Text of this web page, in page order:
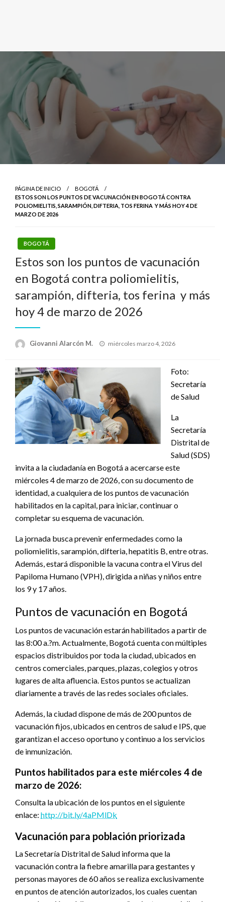
PÁGINA DE INICIO
BOGOTÁ
ESTOS SON LOS PUNTOS DE VACUNACIÓN EN BOGOTÁ CONTRA
POLIOMIELITIS, SARAMPIÓN, DIFTERIA, TOS FERINA Y MÁS HOY 4 DE
MARZO DE 2026
BOGOTÁ
Estos son los puntos de vacunación
en Bogotá contra poliomielitis,
sarampión, difteria, tos ferina y más
hoy 4 de marzo de 2026
Giovanni Alarcón M.
Publicado
miércoles marzo 4, 2026
Foto:
Secretaría
de Salud
La
Secretaría
Distrital de
Salud (SDS)
invita a la ciudadanía en Bogotá a acercarse este
miércoles 4 de marzo de 2026, con su documento de
identidad, a cualquiera de los puntos de vacunación
habilitados en la capital, para iniciar, continuar o
completar su esquema de vacunación.
La jornada busca prevenir enfermedades como la
poliomielitis, sarampión, difteria, hepatitis B, entre otras.
Además, estará disponible la vacuna contra el Virus del
Papiloma Humano (VPH), dirigida a niñas y niños entre
los 9 y 17 años.
Puntos de vacunación en Bogotá
Los puntos de vacunación estarán habilitados a partir de
las 8:00 a.?m. Actualmente, Bogotá cuenta con múltiples
espacios distribuidos por toda la ciudad, ubicados en
centros comerciales, parques, plazas, colegios y otros
lugares de alta afluencia. Estos puntos se actualizan
diariamente a través de las redes sociales oficiales.
Además, la ciudad dispone de más de 200 puntos de
vacunación fijos, ubicados en centros de salud e IPS, que
garantizan el acceso oportuno y continuo a los servicios
de inmunización.
Puntos habilitados para este miércoles 4 de
marzo de 2026:
Consulta la ubicación de los puntos en el siguiente
enlace: http://bit.ly/4aPMlDk
Vacunación para población priorizada
La Secretaría Distrital de Salud informa que la
vacunación contra la fiebre amarilla para gestantes y
personas mayores de 60 años se realiza exclusivamente
en puntos de atención autorizados, los cuales cuentan